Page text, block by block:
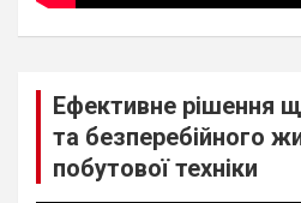
Ефективне рішення
та безперебійного
побутової техніки